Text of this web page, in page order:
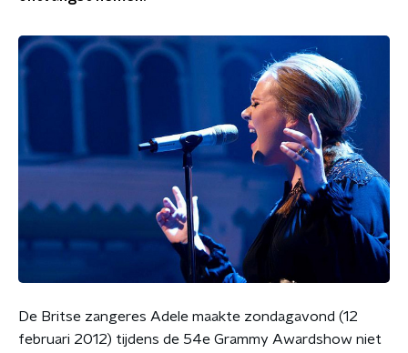
De Britse zangeres Adele maakte zondagavond (12
februari 2012) tijdens de 54e Grammy Awardshow niet